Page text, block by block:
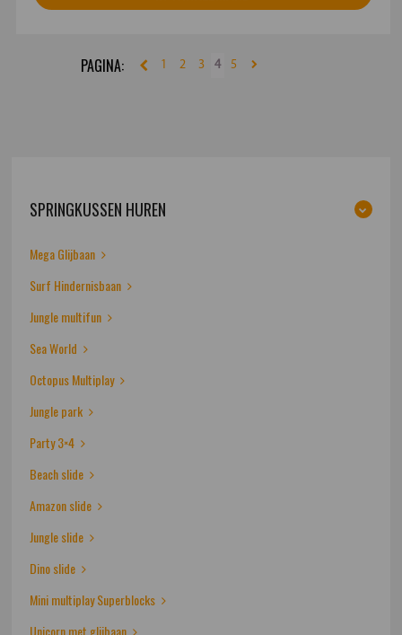
1 2 3 4 5
SPRINGKUSSEN HUREN
Mega Glijbaan
Surf Hindernisbaan
Jungle multifun
Sea World
Octopus Multiplay
Jungle park
Party 3×4
Beach slide
Amazon slide
Jungle slide
Dino slide
Mini multiplay Superblocks